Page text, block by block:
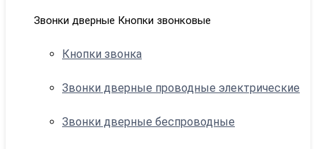
Звонки дверные Кнопки звонковые
Кнопки звонка
Звонки дверные проводные электрические
Звонки дверные беспроводные